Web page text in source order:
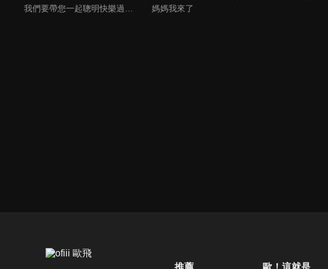
我們要帶您一起聰明快樂過生活！由聰明生活家張雅芳主持的健康休閒資訊類節目，主題式介紹探討各種飲食、保健、醫學、休閒、民生、環保等，各種國人關心的樂活新訊，讓觀眾朋友一同感受快樂、用心過生活，其實就是那麼的簡單。 媽媽我來了
推薦 歐！這就是人生啊